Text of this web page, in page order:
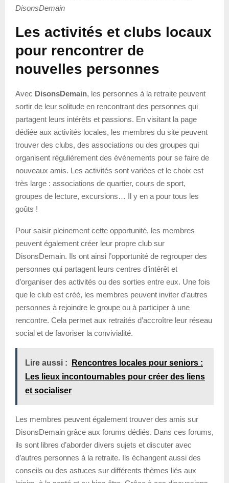
DisonsDemain
Les activités et clubs locaux
pour rencontrer de
nouvelles personnes
Avec DisonsDemain, les personnes à la retraite peuvent
sortir de leur solitude en rencontrant des personnes qui
partagent leurs intérêts et passions. En visitant la page
dédiée aux activités locales, les membres du site peuvent
trouver des clubs, des associations ou des groupes qui
organisent régulièrement des événements pour se faire de
nouveaux amis. Les activités sont variées et le choix est
très large : associations de quartier, cours de sport,
groupes de lecture, excursions… Il y en a pour tous les
goûts !
Pour saisir pleinement cette opportunité, les membres
peuvent également créer leur propre club sur
DisonsDemain. Ils ont ainsi l’opportunité de regrouper des
personnes qui partagent leurs centres d’intérêt et
d’organiser des activités ou des sorties entre eux. Une fois
que le club est créé, les membres peuvent inviter d’autres
personnes à rejoindre le groupe ou à participer à une
rencontre. Cela permet aux retraités d’accroître leur réseau
social et de favoriser la convivialité.
Lire aussi :
Rencontres locales pour seniors :
Les lieux incontournables pour créer des liens
et socialiser
Les membres peuvent également trouver des amis sur
DisonsDemain grâce aux forums dédiés. Dans ces forums,
ils sont libres d’aborder divers sujets et discuter avec
d’autres personnes à la retraite. Ils échangent aussi des
conseils ou des astuces sur différents thèmes liés aux